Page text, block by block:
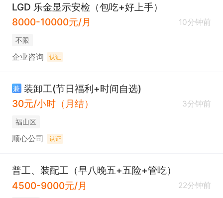
LGD 乐金显示安检（包吃+好上手）
8000-10000元/月
10分钟前
不限
企业咨询 认证
兼 装卸工(节日福利+时间自选)
30元/小时（月结）
3分钟前
福山区
顺心公司 认证
普工、装配工（早八晚五+五险+管吃）
4500-9000元/月
22分钟前